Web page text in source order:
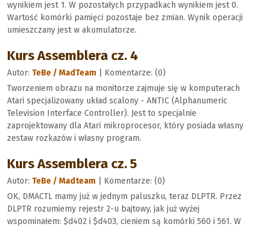
wynikiem jest 1. W pozostałych przypadkach wynikiem jest 0.
Wartość komórki pamięci pozostaje bez zmian. Wynik operacji
umieszczany jest w akumulatorze.
Kurs Assemblera cz. 4
Autor: TeBe / MadTeam | Komentarze: (0)
Tworzeniem obrazu na monitorze zajmuje się w komputerach
Atari specjalizowany układ scalony - ANTIC (Alphanumeric
Television Interface Controller). Jest to specjalnie
zaprojektowany dla Atari mikroprocesor, który posiada własny
zestaw rozkazów i własny program.
Kurs Assemblera cz. 5
Autor: TeBe / Madteam | Komentarze: (0)
OK, DMACTL mamy już w jednym paluszku, teraz DLPTR. Przez
DLPTR rozumiemy rejestr 2-u bajtowy, jak już wyżej
wspominałem: $d402 i $d403, cieniem są komórki 560 i 561. W